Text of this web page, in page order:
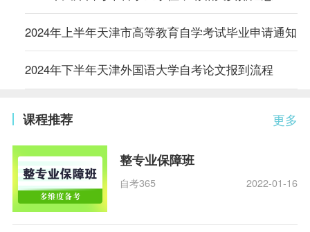
2024年上半年天津市高等教育自学考试毕业申请通知
2024年下半年天津外国语大学自考论文报到流程
更多
课程推荐
整专业保障班
自考365 2022-01-16